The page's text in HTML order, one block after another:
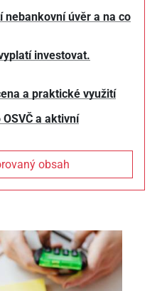
nebankovní úvěr a na co
investovat.
a praktické využití
a aktivní
obsah